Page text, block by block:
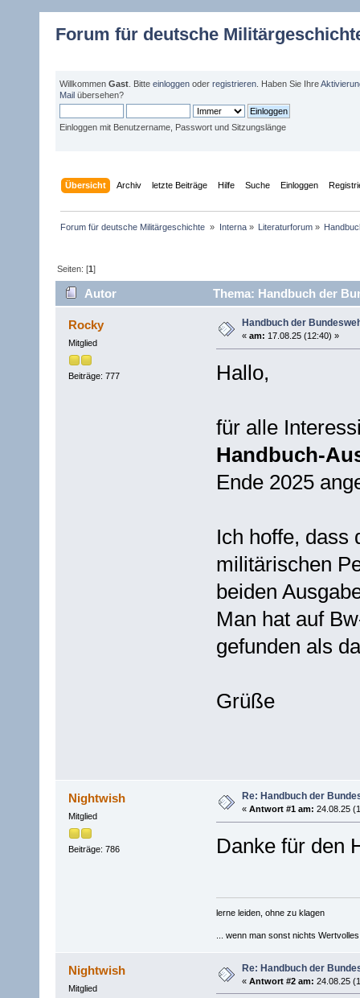
Forum für deutsche
Willkommen Gast . Bitte einloggen oder registrieren . Haben Sie Ihre
Mail übersehen?
Einloggen mit Benutzername, Passwort und Sitzungslänge
Übersicht Archiv letzte Beiträge Hilfe Suche Einloggen
Forum für deutsche Militärgeschichte » Interna» Literaturforum»
Seiten: [1]
Autor Thema: Handbuch der
Rocky
Mitglied
Beiträge: 777
Handbuch der
« am: 17.08.25 (12:40) »
Hallo,
für alle
Handbuch-
Ende 2025
Ich hoffe, dass
militärischen
beiden
Man hat auf
gefunden als
Grüße
Nightwish
Mitglied
Beiträge: 786
Re: Handbuch der
« Antwort #1 am: 24.08.25
Danke für den
lerne leiden, ohne zu klagen
... wenn man sonst nichts
Nightwish
Mitglied
Re: Handbuch der
« Antwort #2 am: 24.08.25